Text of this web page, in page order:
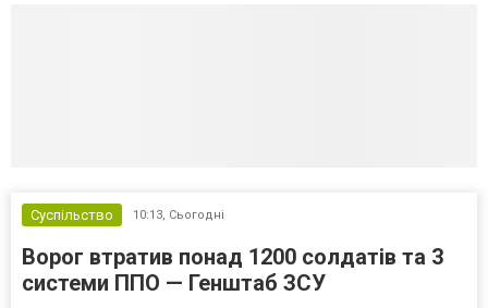
Суспільство 10:13, Сьогодні
Ворог втратив понад 1200 солдатів та 3
системи ППО — Генштаб ЗСУ